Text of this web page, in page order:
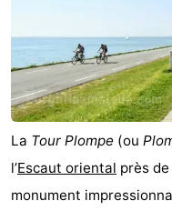
Julianahoeve
-
Livingstone
Resort
Haamstede
-
Résidence
't
-
Schouwen
-
La Tour Plompe (ou
l’Escaut oriental près de
monument